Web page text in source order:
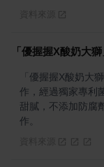
「優握握X酸奶大
「優握握X酸奶大
作，經過獨家專利
甜膩，不添加防腐
作。